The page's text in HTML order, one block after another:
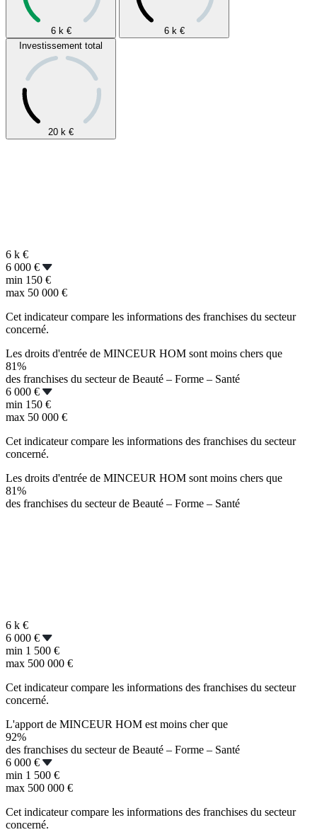
6 k € 6 k €
Investissement total
20 k €
6 k €
6 000 €
min 150 €
max 50 000 €
Cet indicateur compare les informations des franchises du secteur
concerné.
Les droits d'entrée de MINCEUR HOM sont moins chers que
81%
des franchises du secteur de Beauté – Forme – Santé
6 000 €
min 150 €
max 50 000 €
Cet indicateur compare les informations des franchises du secteur
concerné.
Les droits d'entrée de MINCEUR HOM sont moins chers que
81%
des franchises du secteur de Beauté – Forme – Santé
6 k €
6 000 €
min 1 500 €
max 500 000 €
Cet indicateur compare les informations des franchises du secteur
concerné.
L'apport de MINCEUR HOM est moins cher que
92%
des franchises du secteur de Beauté – Forme – Santé
6 000 €
min 1 500 €
max 500 000 €
Cet indicateur compare les informations des franchises du secteur
concerné.